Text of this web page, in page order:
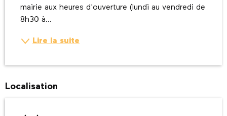
mairie aux heures d'ouverture (lundi au vendredi de
8h30 à...
Lire la suite
Localisation